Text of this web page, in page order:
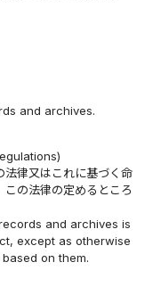
and archives.
法律又はこれに基づく命
の法律の定めるところ
and archives is
except as otherwise
on them.